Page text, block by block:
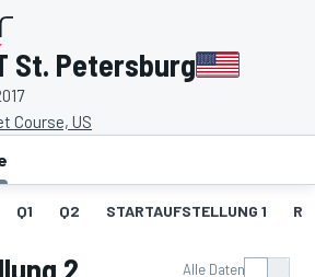
St. Petersburg
Course, US
Q1 Q2 STARTAUFSTELLUNG 1
2 Alle Daten